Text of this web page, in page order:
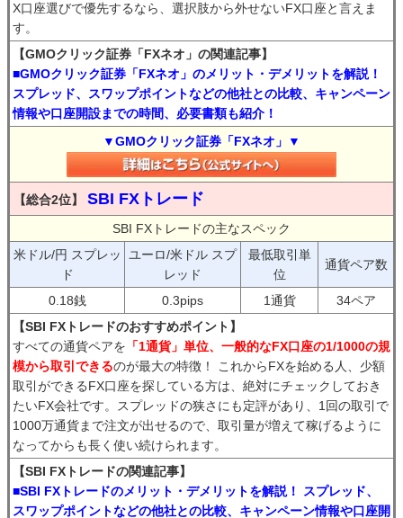
X口座選びで優先するなら、選択肢から外せないFX口座と言えま
す。
【GMOクリック証券「FXネオ」の関連記事】
■GMOクリック証券「FXネオ」のメリット・デメリットを解説！
スプレッド、スワップポイントなどの他社との比較、キャンペーン
情報や口座開設までの時間、必要書類も紹介！
▼GMOクリック証券「FXネオ」▼
【総合2位】 SBI FXトレード
SBI FXトレードの主なスペック
米ドル/円 スプレッ
ド
ユーロ/米ドル スプ
レッド
最低取引単
位
通貨ペア数
0.18銭 0.3pips 1通貨
34ペア
【SBI FXトレードのおすすめポイント】
すべての通貨ペアを 「1通貨」単位、一般的なFX口座の1/1000の規
模から取引できるのが最大の特徴！ これからFXを始める人、少額
取引ができるFX口座を探している方は、絶対にチェックしておき
たいFX会社です。スプレッドの狭さにも定評があり、1回の取引で
1000万通貨まで注文が出せるので、取引量が増えて稼げるように
なってからも長く使い続けられます。
【SBI FXトレードの関連記事】
■SBI FXトレードのメリット・デメリットを解説！ スプレッド、
スワップポイントなどの他社との比較、キャンペーン情報や口座開